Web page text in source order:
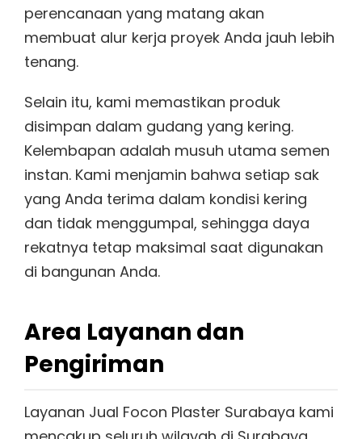
perencanaan yang matang akan
membuat alur kerja proyek Anda jauh lebih
tenang.
Selain itu, kami memastikan produk
disimpan dalam gudang yang kering.
Kelembapan adalah musuh utama semen
instan. Kami menjamin bahwa setiap sak
yang Anda terima dalam kondisi kering
dan tidak menggumpal, sehingga daya
rekatnya tetap maksimal saat digunakan
di bangunan Anda.
Area Layanan dan
Pengiriman
Layanan Jual Focon Plaster Surabaya kami